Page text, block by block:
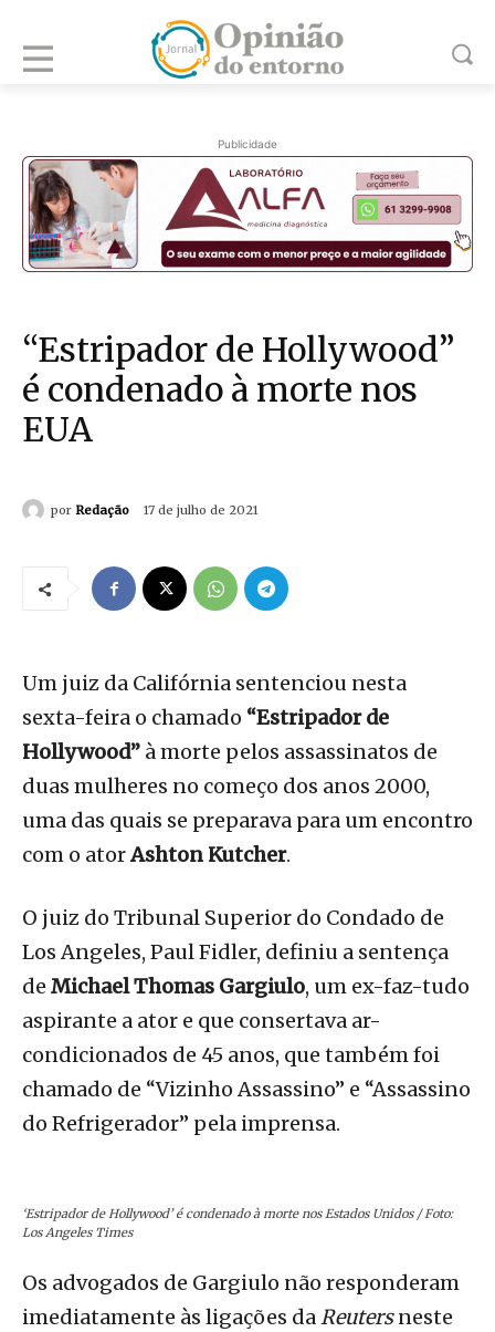
Publicidade
“Estripador de Hollywood”
é condenado à morte nos
EUA
por Redação 17 de julho de 2021
Um juiz da Califórnia sentenciou nesta
sexta-feira o chamado “Estripador de
Hollywood” à morte pelos assassinatos de
duas mulheres no começo dos anos 2000,
uma das quais se preparava para um encontro
com o atorAshton Kutcher.
O juiz do Tribunal Superior do Condado de
Los Angeles, Paul Fidler, definiu a sentença
de Michael Thomas Gargiulo, um ex-faz-tudo
aspirante a ator e que consertava ar-
condicionados de 45 anos, que também foi
chamado de “Vizinho Assassino” e “Assassino
do Refrigerador” pela imprensa.
‘Estripador de Hollywood’ é condenado à morte nos Estados Unidos / Foto:
Los Angeles Times
Os advogados de Gargiulo não responderam
imediatamente às ligações daReutersneste